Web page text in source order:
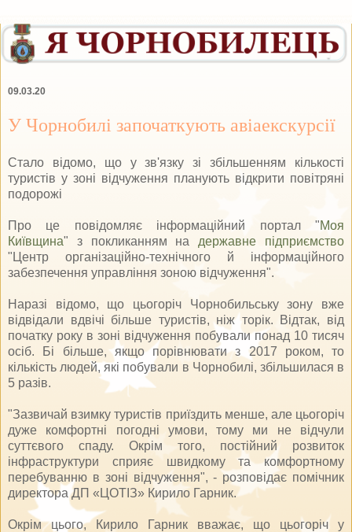
09.03.20
У Чорнобилі започаткують авіаекскурсії
Стало відомо, що у зв'язку зі збільшенням кількості
туристів у зоні відчуження планують відкрити повітряні
подорожі
Про це повідомляє інформаційний портал "Моя
Київщина" з покликанням на державне підприємство
"Центр організаційно-технічного й інформаційного
забезпечення управління зоною відчуження".
Наразі відомо, що цьогоріч Чорнобильську зону вже
відвідали вдвічі більше туристів, ніж торік. Відтак, від
початку року в зоні відчуження побували понад 10 тисяч
осіб. Бі більше, якщо порівнювати з 2017 роком, то
кількість людей, які побували в Чорнобилі, збільшилася в
5 разів.
"Зазвичай взимку туристів приїздить менше, але цьогоріч
дуже комфортні погодні умови, тому ми не відчули
суттєвого спаду. Окрім того, постійний розвиток
інфраструктури сприяє швидкому та комфортному
перебуванню в зоні відчуження", - розповідає помічник
директора ДП «ЦОТІЗ» Кирило Гарник.
Окрім цього, Кирило Гарник вважає, що цьогоріч у